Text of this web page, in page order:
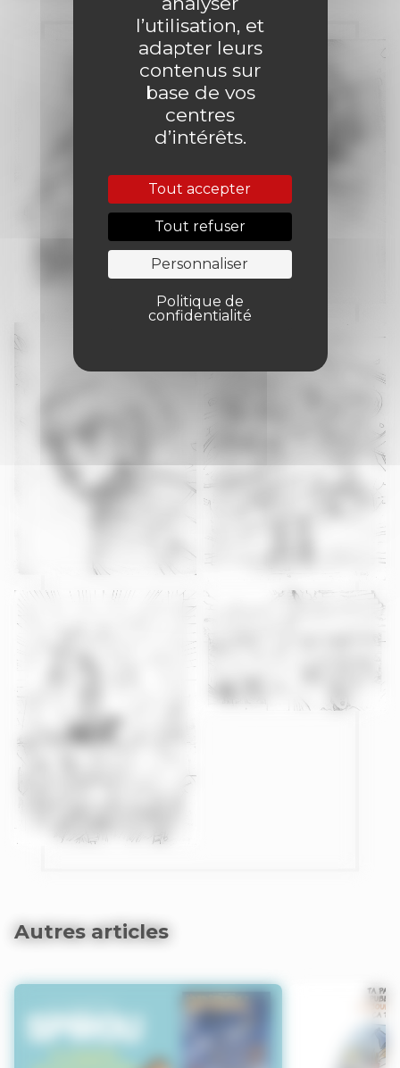
l’utilisation, et
adapter leurs
contenus sur
base de vos
centres
d’intérêts.
Tout accepter
Tout refuser
Personnaliser
Politique de
confidentialité
Autres articles